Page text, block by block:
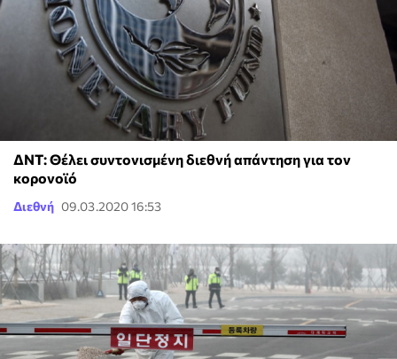
ΔΝΤ: Θέλει συντονισμένη διεθνή απάντηση για τον
κορονοϊό
Διεθνή 09.03.2020 16:53